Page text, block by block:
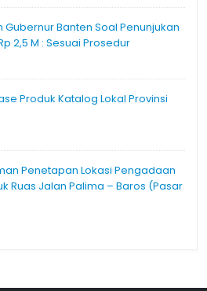
Gubernur Banten Soal Penunjukan
2,5 M : Sesuai Prosedur
Produk Katalog Lokal Provinsi
Penetapan Lokasi Pengadaan
Ruas Jalan Palima – Baros (Pasar